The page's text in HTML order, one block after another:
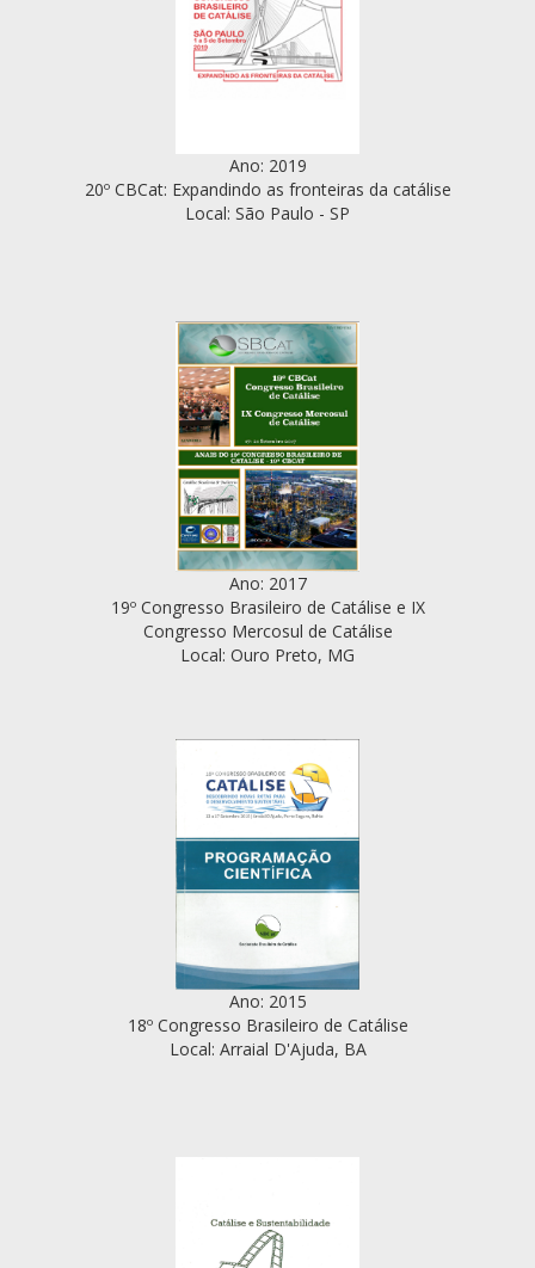
Ano: 2019
20º CBCat: Expandindo as fronteiras da catálise
Local: São Paulo - SP
Ano: 2017
19º Congresso Brasileiro de Catálise e IX
Congresso Mercosul de Catálise
Local: Ouro Preto, MG
Ano: 2015
18º Congresso Brasileiro de Catálise
Local: Arraial D'Ajuda, BA